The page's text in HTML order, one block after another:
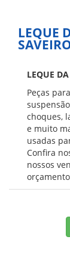
LEQUE
LEQUE
Peças
choques,
e muito
usadas
Confira
nossos